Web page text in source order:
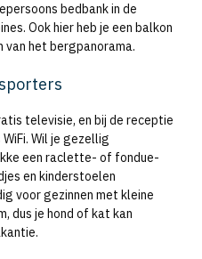
bedbank in de
Ook hier heb je een balkon
van het bergpanorama.
televisie, en bij de receptie
Wil je gezellig
een raclette- of fondue-
en kinderstoelen
voor gezinnen met kleine
dus je hond of kat kan